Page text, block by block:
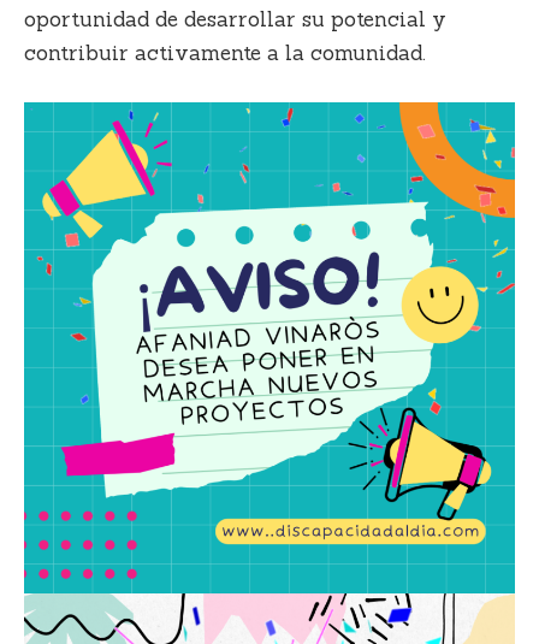
oportunidad de desarrollar su potencial y
contribuir activamente a la comunidad.